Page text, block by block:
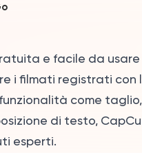
e facile da
i filmati registrati
come
di testo,
esperti.